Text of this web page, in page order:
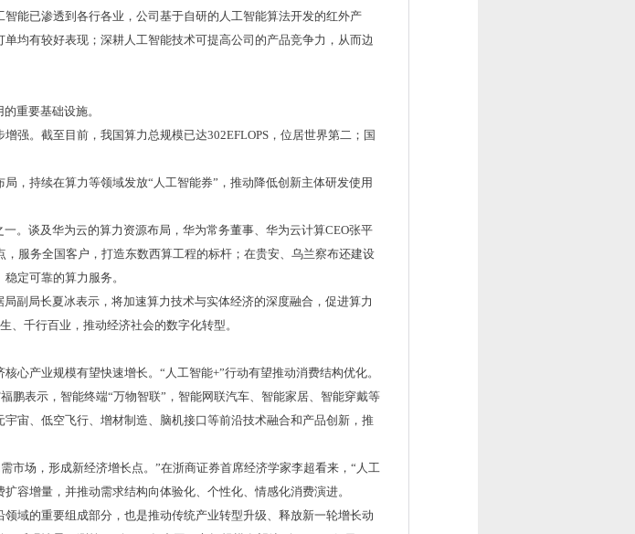
能已渗透到各行各业，公司基于自研的人工智能算法开发的红外产
均有较好表现；深耕人工智能技术可提高公司的产品竞争力，从而边
重要基础设施。
强。截至目前，我国算力总规模已达302EFLOPS，位居世界第二；国
，持续在算力等领域发放“人工智能券”，推动降低创新主体研发使用
。谈及华为云的算力资源布局，华为常务董事、华为云计算CEO张平
服务全国客户，打造东数西算工程的标杆；在贵安、乌兰察布还建设
定可靠的算力服务。
副局长夏冰表示，将加速算力技术与实体经济的深度融合，促进算力
、千行百业，推动经济社会的数字化转型。
心产业规模有望快速增长。“人工智能+”行动有望推动消费结构优化。
鹏表示，智能终端“万物智联”，智能网联汽车、智能家居、智能穿戴等
宙、低空飞行、增材制造、脑机接口等前沿技术融合和产品创新，推
市场，形成新经济增长点。”在浙商证券首席经济学家李超看来，“人工
容增量，并推动需求结构向体验化、个性化、情感化消费演进。
域的重要组成部分，也是推动传统产业转型升级、释放新一轮增长动